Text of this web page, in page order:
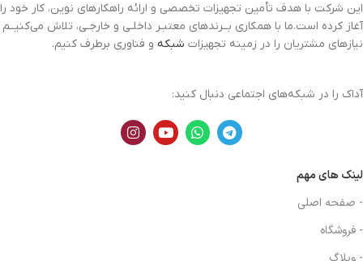
این شرکت با هدف تأمین تجهیزات تخصصی و ارائه راهکارهای نوین، کار خود را
آغاز کرده است.ما با همکاری بــرندهای معتبـر داخلـی و خارجـی، تلاش می‌کنیــم
نیازهای مشتریان را در زمینه تجهیزات شبکه و فناوری برطرف کنیم.
آداک را در شبکه‌های اجتماعی دنبال کنید:
لینک های مهم
- صفحه اصلی
- فروشگاه